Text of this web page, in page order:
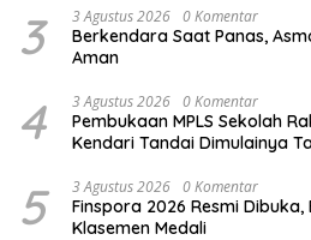
3 3 Agustus 2026 0 Komentar
Berkendara Saat Panas,
Aman
4 3 Agustus 2026 0 Komentar
Pembukaan MPLS Sekolah
Kendari Tandai Dimulainya
5 3 Agustus 2026 0 Komentar
Finspora 2026 Resmi
Klasemen Medali